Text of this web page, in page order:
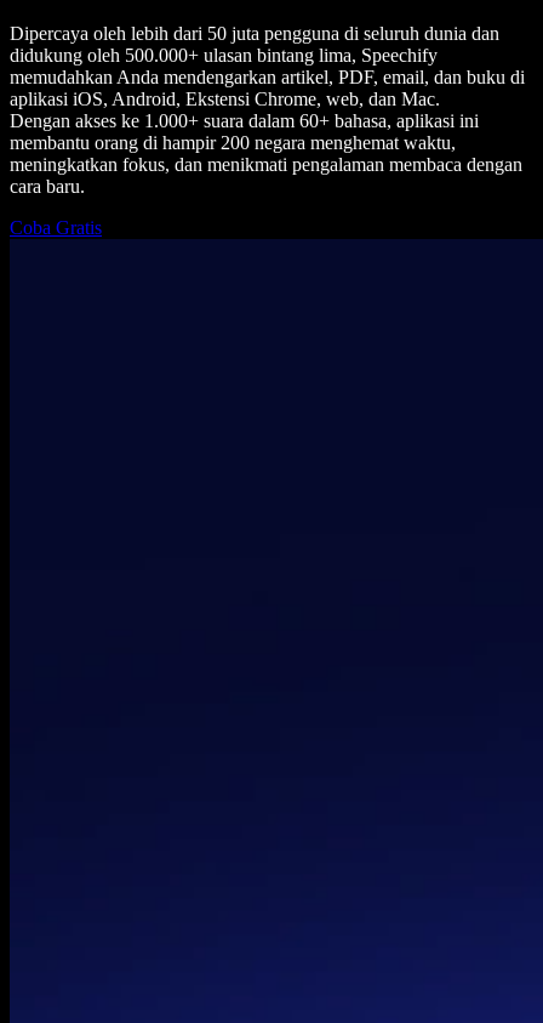
Dipercaya oleh lebih dari 50 juta pengguna di seluruh dunia dan
didukung oleh 500.000+ ulasan bintang lima, Speechify
memudahkan Anda mendengarkan artikel, PDF, email, dan buku di
aplikasi iOS, Android, Ekstensi Chrome, web, dan Mac.
Dengan akses ke 1.000+ suara dalam 60+ bahasa, aplikasi ini
membantu orang di hampir 200 negara menghemat waktu,
meningkatkan fokus, dan menikmati pengalaman membaca dengan
cara baru.
Coba Gratis